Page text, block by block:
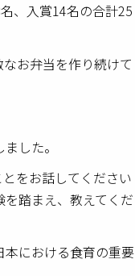
、入賞14名の合計25
お弁当を作り続けて
した。
をお話してください
を踏まえ、教えてくだ
における食育の重要